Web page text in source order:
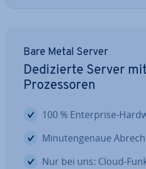
Bare Metal Server
De­di­zier­te Server
Pro­zes­so­ren
100 % En­ter­pri­se-
Mi­nu­ten­ge­naue
Nur bei uns: Cloud-